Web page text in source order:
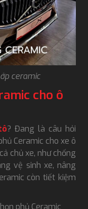
ceramic
cho ô
? Đang là câu hỏi
Ceramic cho xe ô
chủ xe, như chống
vệ sinh xe, nâng
còn tiết kiệm
phủ Ceramic